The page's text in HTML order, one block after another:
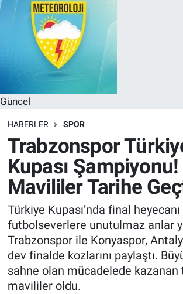
Güncel
HABERLER SPOR
Trabzonspor
Kupası
Mavililer Tarihe
Türkiye Kupası’nda final heyecanı
futbolseverlere unutulmaz anlar
Trabzonspor ile Konyaspor,
dev finalde kozlarını paylaştı.
sahne olan mücadelede kazanan
mavililer oldu.